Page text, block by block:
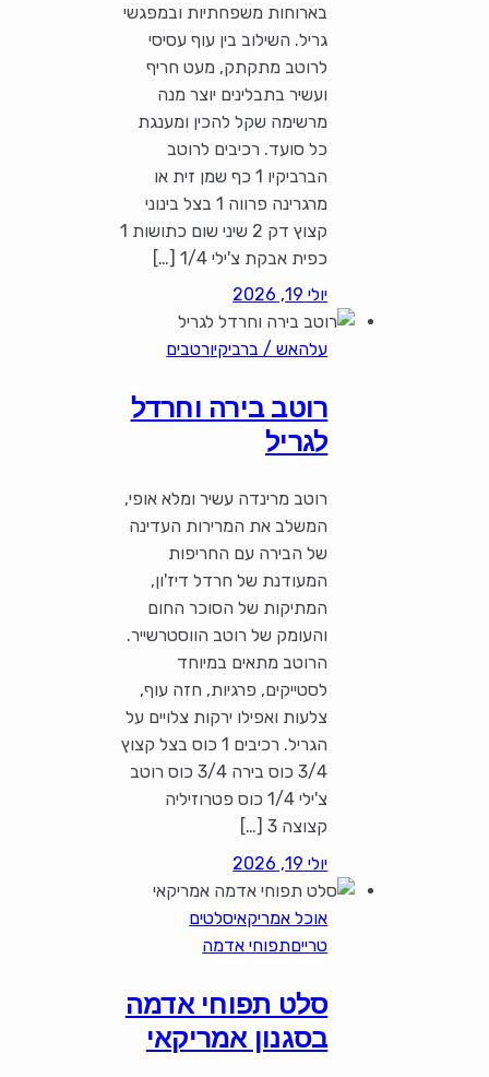
בארוחות משפחתיות ובמפגשי
גריל. השילוב בין עוף עסיסי
לרוטב מתקתק, מעט חריף
ועשיר בתבלינים יוצר מנה
מרשימה שקל להכין ומענגת
כל סועד. רכיבים לרוטב
הברביקיו 1 כף שמן זית או
מרגרינה פרווה 1 בצל בינוני
קצוץ דק 2 שיני שום כתושות 1
כפית אבקת צ'ילי 1/4 […]
יולי 19, 2026
עלהאש / ברביקיורטבים
רוטב בירה וחרדל
לגריל
רוטב מרינדה עשיר ומלא אופי,
המשלב את המרירות העדינה
של הבירה עם החריפות
המעודנת של חרדל דיז'ון,
המתיקות של הסוכר החום
והעומק של רוטב הווסטרשייר.
הרוטב מתאים במיוחד
לסטייקים, פרגיות, חזה עוף,
צלעות ואפילו ירקות צלויים על
הגריל. רכיבים 1 כוס בצל קצוץ
3/4 כוס בירה 3/4 כוס רוטב
צ'ילי 1/4 כוס פטרוזיליה
קצוצה 3 […]
יולי 19, 2026
אוכל אמריקאיסלטים
טרייםתפוחי אדמה
סלט תפוחי אדמה
בסגנון אמריקאי